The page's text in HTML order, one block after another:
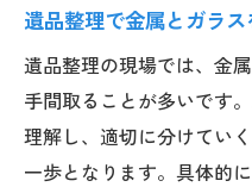
遺品整理で金属とガラ
遺品整理の現場では、金
手間取ることが多いです
理解し、適切に分けてい
一歩となります。具体的